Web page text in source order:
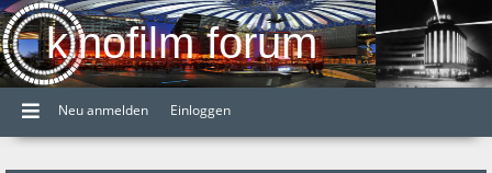
kinofilm forum
Neu anmelden Einloggen